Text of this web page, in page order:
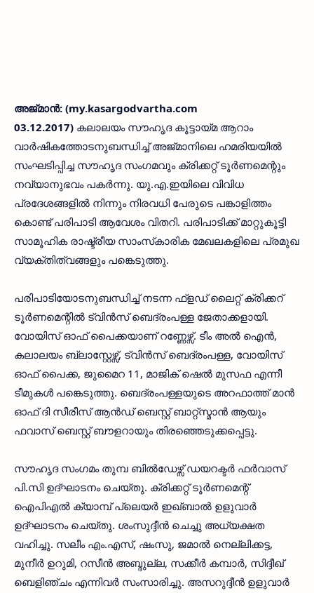
അജ്മാന്‍: (my.kasargodvartha.com
03.12.2017) കലാലയം സൗഹൃദ കൂട്ടായ്മ ആറാം
വാര്‍ഷികത്തോടനുബന്ധിച്ച് അജ്മാനിലെ ഹമരിയയില്‍
സംഘടിപ്പിച്ച സൗഹൃദ സംഗമവും ക്രിക്കറ്റ് ടൂര്‍ണമെന്റും
നവ്യാനുഭവം പകര്‍ന്നു. യു.എ.ഇയിലെ വിവിധ
പ്രദേശങ്ങളില്‍ നിന്നും നിരവധി പേരുടെ പങ്കാളിത്തം
കൊണ്ട് പരിപാടി ആവേശം വിതറി. പരിപാടിക്ക് മാറ്റുകൂട്ടി
സാമൂഹിക രാഷ്ട്രീയ സാംസ്‌കാരിക മേഖലകളിലെ പ്രമുഖ
വ്യക്തിത്വങ്ങളും പങ്കെടുത്തു.
പരിപാടിയോടനുബന്ധിച്ച് നടന്ന ഫ്‌ളഡ് ലൈറ്റ് ക്രിക്കറ്
ടൂര്‍ണമെന്റില്‍ ട്വിന്‍സ് ബെദ്രംപള്ള ജേതാക്കളായി.
വോയിസ് ഓഫ് പൈക്കയാണ് റണ്ണേഴ്സ്. ടീം അല്‍ ഐന്‍,
കലാലയം ബ്ലാസ്റ്റേഴ്സ്, ട്വിന്‍സ് ബെദ്രംപള്ള, വോയിസ്
ഓഫ് പൈക്ക, ജുമൈറ 11, മാജിക് ഷെല്‍ മുസഫ എന്നീ
ടീമുകള്‍ പങ്കെടുത്തു. ബെദ്രംപള്ളയുടെ അറഫാത്ത് മാന്‍
ഓഫ് ദി സീരീസ് ആന്‍ഡ് ബെസ്റ്റ് ബാറ്റ്‌സ്മാന്‍ ആയും
ഫവാസ് ബെസ്റ്റ് ബൗളറായും തിരഞ്ഞെടുക്കപ്പെട്ടു.
സൗഹൃദ സംഗമം തുമ്പ ബില്‍ഡേഴ്സ് ഡയറക്ടര്‍ ഫര്‍വാസ്
പി.സി ഉദ്ഘാടനം ചെയ്തു. ക്രിക്കറ്റ് ടൂര്‍ണമെന്റ്
ഐപിഎല്‍ ക്യാമ്പ് പ്ലെയര്‍ ഇഖ്ബാല്‍ ഉളുവാര്‍
ഉദ്ഘാടനം ചെയ്തു. ശംസുദ്ദീന്‍ ചെച്ചു അധ്യക്ഷത
വഹിച്ചു. സലീം എം.എസ്, ഷംസു, ജമാല്‍ നെല്ലിക്കട്ട,
മുനീര്‍ ഉറുമി, റസീന്‍ അബ്ദുല്ല, സക്കീര്‍ കമ്പാര്‍, സിദ്ദീഖ്
ബെളിഞ്ചം എന്നിവര്‍ സംസാരിച്ചു. അസറുദ്ദീന്‍ ഉളുവാര്‍